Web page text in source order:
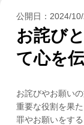
公開日： 2024/
お詫び
て心を
お詫びやお願い
重要な役割を果
罪やお願いをす